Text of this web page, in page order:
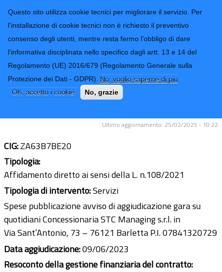
Questo sito utilizza cookie tecnici per migliorare il servizio. Per
l'installazione di cookie tecnici non è richiesto il preventivo
consenso degli utenti, mentre resta fermo l'obbligo di dare
l'informativa disciplinata nello specifico dagli artt. 13 e 14 del
Regolamento (UE) 2016/679 (Regolamento Generale sulla
Protezione dei Dati - GDPR). No, voglio saperne di più
OK, accetto i cookie
No, grazie
Provincia di
Imperia
CONTATTI-URP
TRASPARENZA
Form di ricerca
Servizio di pubblicazione sui
quotidiani a tiratura nazionale e su
Ultimo aggiornamento: 25/02/2025 - 10:22
CIG:ZA63B7BE20
Tipologia:
Affidamento diretto ai sensi della L. n.108/2021
Tipologia di intervento:Servizi
Spese pubblicazione avviso di aggiudicazione gara su
quotidiani Concessionaria STC Managing s.r.l. in
Via Sant’Antonio, 73 – 76121 Barletta P.I. 07841320729
Data aggiudicazione:09/06/2023
Resoconto della gestione finanziaria del contratto: